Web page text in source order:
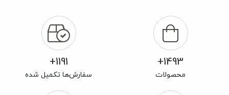
1493+
محصولات
1191+
سفارش‌ها تکمیل شده